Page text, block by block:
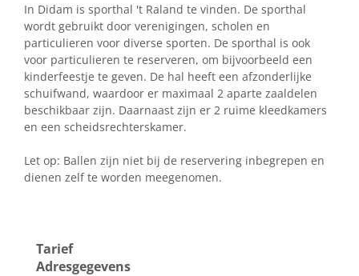
In Didam is sporthal 't Raland te vinden. De sporthal
wordt gebruikt door verenigingen, scholen en
particulieren voor diverse sporten. De sporthal is ook
voor particulieren te reserveren, om bijvoorbeeld een
kinderfeestje te geven. De hal heeft een afzonderlijke
schuifwand, waardoor er maximaal 2 aparte zaaldelen
beschikbaar zijn. Daarnaast zijn er 2 ruime kleedkamers
en een scheidsrechterskamer.
Let op: Ballen zijn niet bij de reservering inbegrepen en
dienen zelf te worden meegenomen.
Tarief
Adresgegevens